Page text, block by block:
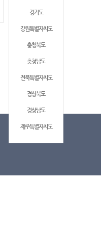
경기도
강원특별자치도
충청북도
충청남도
전북특별자치도
경상북도
경상남도
제주특별자치도